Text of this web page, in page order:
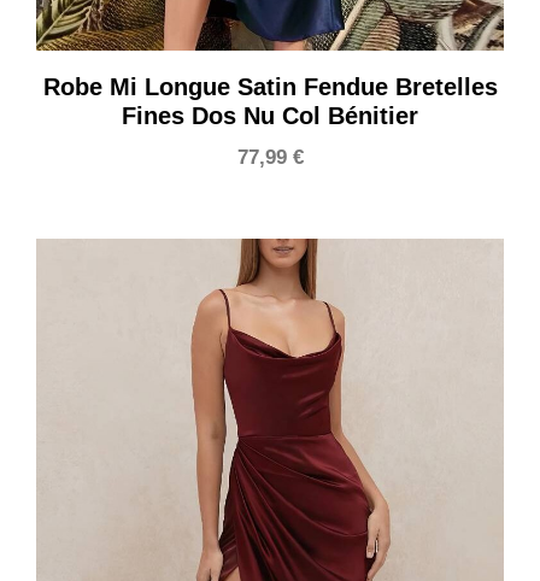
Robe Mi Longue Satin Fendue Bretelles
Fines Dos Nu Col Bénitier
77,99 €